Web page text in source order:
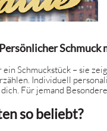
Schmuck
Schmuckstück – sie
Individuell
Für jemand
so beliebt?